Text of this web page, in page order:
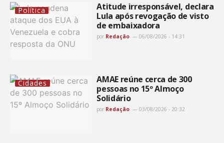
Política
Atitude irresponsável, declara
Lula após revogação de visto
de embaixadora
por Redação 06/08/2026 - 14:31
Cidades
AMAE reúne cerca de 300
pessoas no 15º Almoço
Solidário
por Redação 03/08/2026 - 20:32